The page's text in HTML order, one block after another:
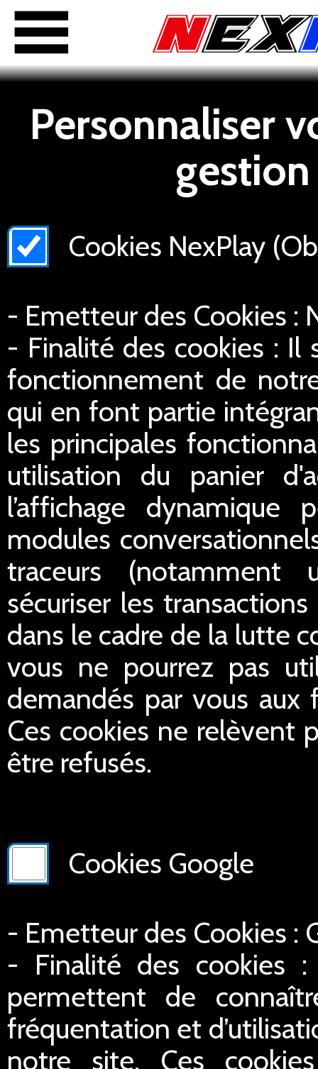
Personnaliser
Cookies NexPlay
- Emetteur des Cookies :
- Finalité des cookies : Il
fonctionnement de
qui en font partie
les principales
utilisation du panier
l’affichage dynamique
modules
traceurs (notamment
sécuriser les
dans le cadre de la lutte
vous ne pourrez pas
demandés par vous aux
Ces cookies ne relèvent
être refusés.
Cookies Google
- Emetteur des Cookies :
- Finalité des cookies
permettent de
fréquentation et
notre site. Ces